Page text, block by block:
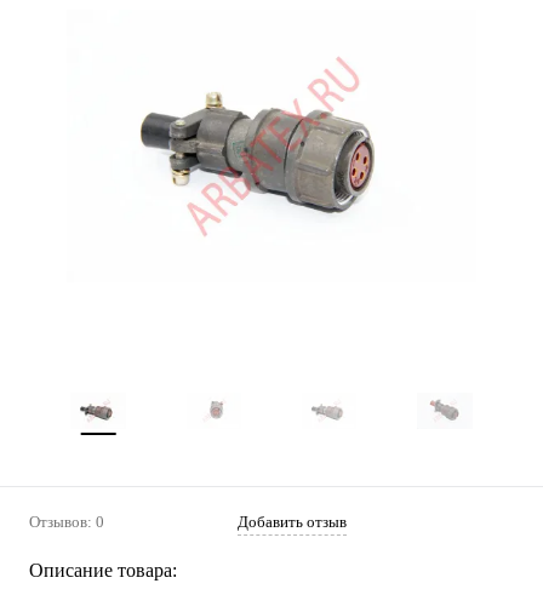
Отзывов: 0 Добавить отзыв
Описание товара: